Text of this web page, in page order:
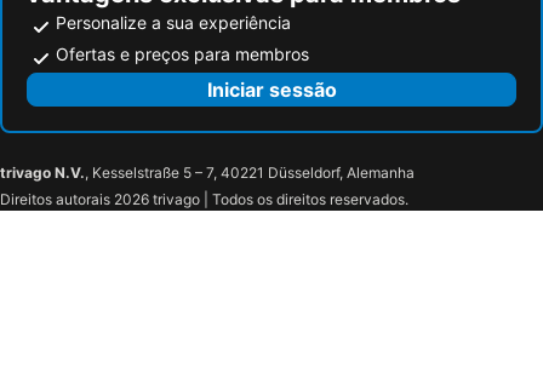
Nouvelle
Vergina Hotel
The Mavili Urban Stay
Konstantinos's Luxury Studio
Hebrard Industrial Suites
Personalize a sua experiência
Ofertas e preços para membros
Iniciar sessão
trivago N.V., Kesselstraße 5 – 7, 40221 Düsseldorf, Alemanha
Direitos autorais 2026 trivago | Todos os direitos reservados.